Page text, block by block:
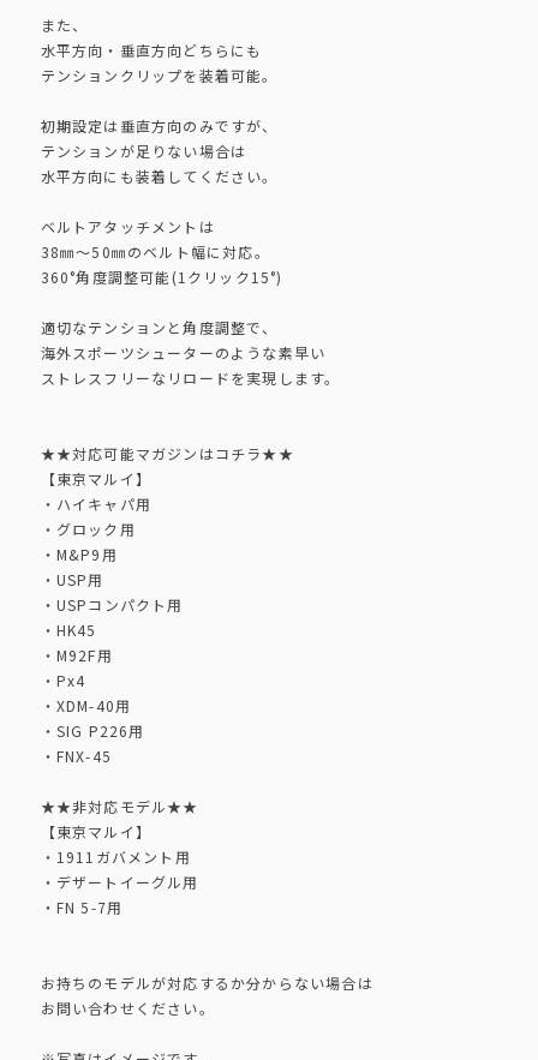
また、
水平方向・垂直方向どちらにも
テンションクリップを装着可能。
初期設定は垂直方向のみですが、
テンションが足りない場合は
水平方向にも装着してください。
ベルトアタッチメントは
38㎜～50㎜のベルト幅に対応。
360°角度調整可能(1クリック15°)
適切なテンションと角度調整で、
海外スポーツシューターのような素早い
ストレスフリーなリロードを実現します。
★★対応可能マガジンはコチラ★★
【東京マルイ】
・ハイキャパ用
・グロック用
・M&P9用
・USP用
・USPコンパクト用
・HK45
・M92F用
・Px4
・XDM-40用
・SIG P226用
・FNX-45
★★非対応モデル★★
【東京マルイ】
・1911ガバメント用
・デザートイーグル用
・FN 5-7用
お持ちのモデルが対応するか分からない場合は
お問い合わせください。